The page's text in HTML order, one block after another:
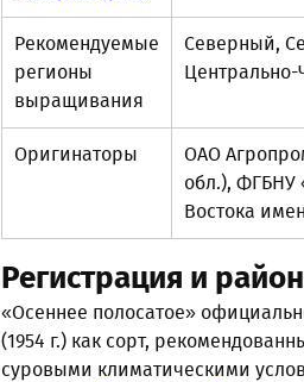
Рекомендуемые
регионы
выращивания
Северный,
Оригинаторы
ОАО
обл.), ФГБНУ
Востока
Регистрация и
«Осеннее полосатое»
(1954 г.) как сорт,
суровыми климатическими